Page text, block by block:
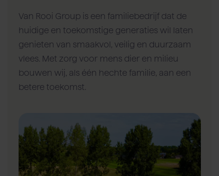
Van Rooi Group is een familiebedrijf dat de
huidige en toekomstige generaties wil laten
genieten van smaakvol, veilig en duurzaam
vlees. Met zorg voor mens dier en milieu
bouwen wij, als één hechte familie, aan een
betere toekomst.